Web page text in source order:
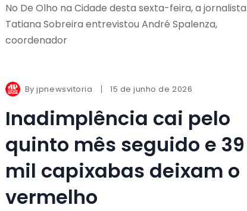
No De Olho na Cidade desta sexta-feira, a jornalista
Tatiana Sobreira entrevistou André Spalenza,
coordenador
Byjpnewsvitoria 15 de junho de 2026
Inadimplência cai pelo
quinto mês seguido e 39
mil capixabas deixam o
vermelho